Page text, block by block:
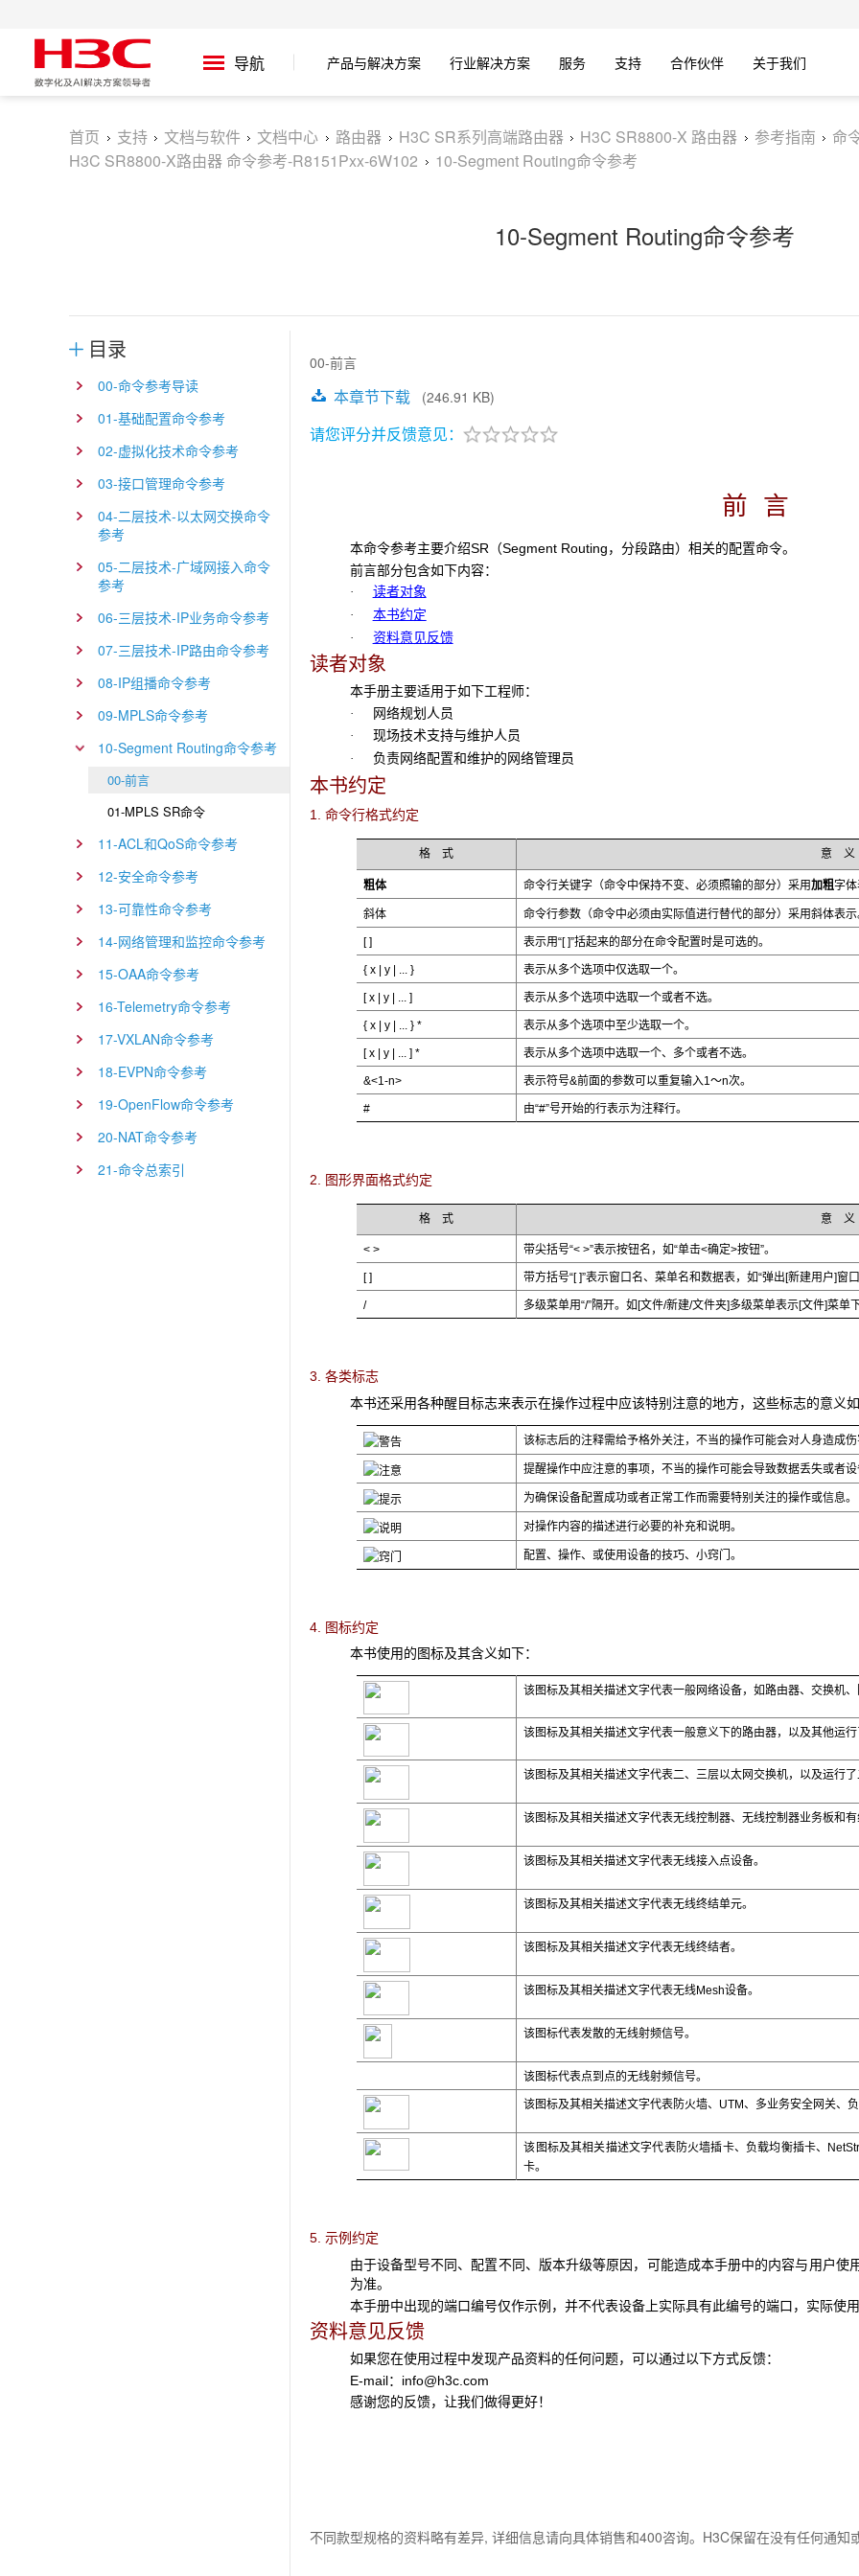
导航 产品与解决方案 行业解决方案 服务 支持 合作伙伴 关于我们
首页 支持 文档与软件 文档中心 路由器 H3C SR系列高端路由器 H3C SR8800-X 路由器 参考指南
命
H3C SR8800-X路由器 命令参考-R8151Pxx-6W102
10-Segment Routing命令参考
10-Segment Routing命令参考
目录
00-命令参考导读
01-基础配置命令参考
02-虚拟化技术命令参考
03-接口管理命令参考
04-二层技术-以太网交换命令
参考
05-二层技术-广域网接入命令
参考
06-三层技术-IP业务命令参考
07-三层技术-IP路由命令参考
08-IP组播命令参考
09-MPLS命令参考
10-Segment Routing命令参考
00-前言
01-MPLS SR命令
11-ACL和QoS命令参考
12-安全命令参考
13-可靠性命令参考
14-网络管理和监控命令参考
15-OAA命令参考
16-Telemetry命令参考
17-VXLAN命令参考
18-EVPN命令参考
19-OpenFlow命令参考
20-NAT命令参考
21-命令总索引
00-前言
本章节下载 (246.91 KB)
请您评分并反馈意见：
前 言
本命令参考主要介绍SR（Segment Routing，分段路由）相关的配置命令。
前言部分包含如下内容：
· 读者对象
· 本书约定
· 资料意见反馈
读者对象
本手册主要适用于如下工程师：
· 网络规划人员
· 现场技术支持与维护人员
· 负责网络配置和维护的网络管理员
本书约定
1. 命令行格式约定
格 式 意 义
粗体 命令行关键字（命令中保持不变、必须照输的部分）采用加粗字体
斜体 命令行参数（命令中必须由实际值进行替代的部分）采用斜体表示
[ ] 表示用“[ ]”括起来的部分在命令配置时是可选的。
{ x | y | ... } 表示从多个选项中仅选取一个。
[ x | y | ... ] 表示从多个选项中选取一个或者不选。
{ x | y | ... } * 表示从多个选项中至少选取一个。
[ x | y | ... ] * 表示从多个选项中选取一个、多个或者不选。
&<1-n> 表示符号&前面的参数可以重复输入1～n次。
# 由“#”号开始的行表示为注释行。
2. 图形界面格式约定
格 式 意 义
< > 带尖括号“< >”表示按钮名，如“单击<确定>按钮”。
[ ] 带方括号“[ ]”表示窗口名、菜单名和数据表，如“弹出[新建用户]窗口
/ 多级菜单用“/”隔开。如[文件/新建/文件夹]多级菜单表示[文件]菜单
3. 各类标志
本书还采用各种醒目标志来表示在操作过程中应该特别注意的地方，这些标志的意义如
该标志后的注释需给予格外关注，不当的操作可能会对人身造成伤
提醒操作中应注意的事项，不当的操作可能会导致数据丢失或者设
为确保设备配置成功或者正常工作而需要特别关注的操作或信息。
对操作内容的描述进行必要的补充和说明。
配置、操作、或使用设备的技巧、小窍门。
4. 图标约定
本书使用的图标及其含义如下：
该图标及其相关描述文字代表一般网络设备，如路由器、交换机、
该图标及其相关描述文字代表一般意义下的路由器，以及其他运行
该图标及其相关描述文字代表二、三层以太网交换机，以及运行了
该图标及其相关描述文字代表无线控制器、无线控制器业务板和
该图标及其相关描述文字代表无线接入点设备。
该图标及其相关描述文字代表无线终结单元。
该图标及其相关描述文字代表无线终结者。
该图标及其相关描述文字代表无线Mesh设备。
该图标代表发散的无线射频信号。
该图标代表点到点的无线射频信号。
该图标及其相关描述文字代表防火墙、UTM、多业务安全网关、负
该图标及其相关描述文字代表防火墙插卡、负载均衡插卡、
卡。
5. 示例约定
由于设备型号不同、配置不同、版本升级等原因，可能造成本手册中的内容与用户
为准。
本手册中出现的端口编号仅作示例，并不代表设备上实际具有此编号的端口，实际使
资料意见反馈
如果您在使用过程中发现产品资料的任何问题，可以通过以下方式反馈：
E-mail： info@h3c.com
感谢您的反馈，让我们做得更好！
不同款型规格的资料略有差异, 详细信息请向具体销售和400咨询。H3C保留在没有任何通